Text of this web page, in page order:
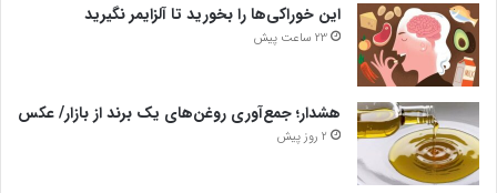
این خوراکی‌ها را بخورید تا آلزایمر نگیرید
23 ساعت پیش
هشدار؛ جمع‌آوری روغن‌های یک برند از بازار/ عکس
2 روز پیش